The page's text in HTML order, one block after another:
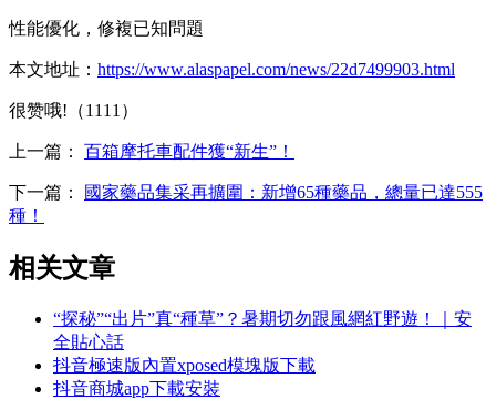
性能優化，修複已知問題
本文地址： https://www.alaspapel.com/news/22d7499903.html
很赞哦!（1111）
上一篇： 百箱摩托車配件獲“新生”！
下一篇：
國家藥品集采再擴圍：新增65種藥品，總量已達555
種！
相关文章
“探秘”“出片”真“種草”？暑期切勿跟風網紅野遊！｜安
全貼心話
抖音極速版內置xposed模塊版下載
抖音商城app下載安裝